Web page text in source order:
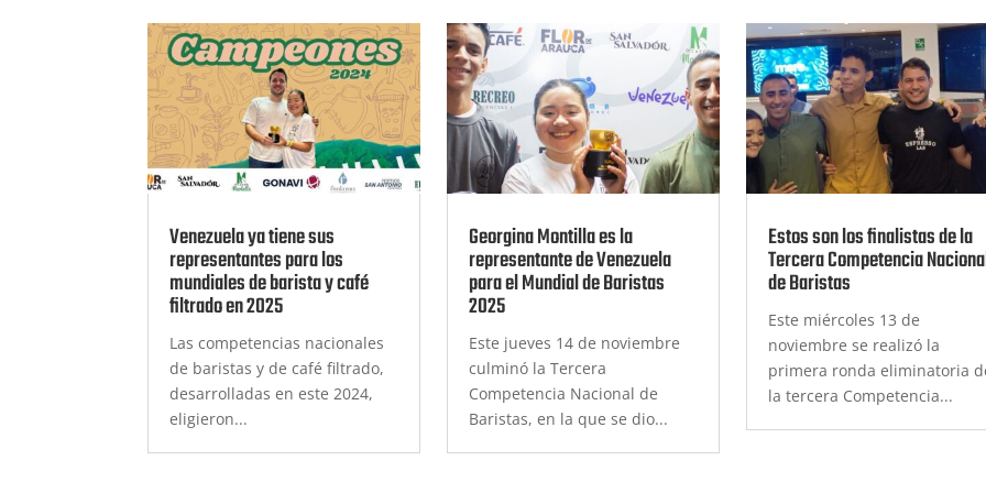
Venezuela ya tiene sus
representantes para los
mundiales de barista y café
filtrado en 2025
Las competencias nacionales
de baristas y de café filtrado,
desarrolladas en este 2024,
eligieron...
Georgina Montilla es la
representante de Venezuela
para el Mundial de Baristas
2025
Este jueves 14 de noviembre
culminó la Tercera
Competencia Nacional de
Baristas, en la que se dio...
Estos son los finalistas de la
Tercera Competencia
de Baristas
Este miércoles 13 de
noviembre se realizó la
primera ronda eliminatoria
la tercera Competencia...